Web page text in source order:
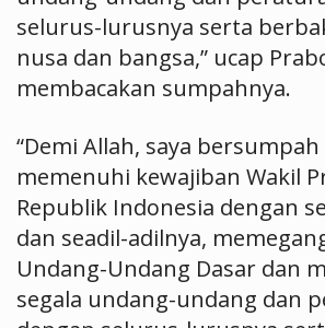
selurus-lurusnya serta
nusa dan bangsa,” ucap
membacakan sumpahnya.
“Demi Allah, saya bersumpah
memenuhi kewajiban Wakil
Republik Indonesia dengan
dan seadil-adilnya,
Undang-Undang Dasar dan
segala undang-undang dan